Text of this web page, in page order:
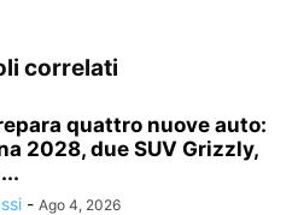
correlati
quattro nuove auto:
2028, due SUV Grizzly,
- Ago 4, 2026